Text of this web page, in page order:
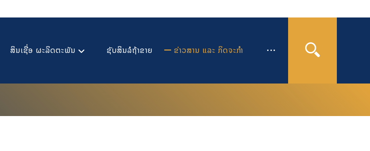
ສິນເຊື່ອ ຜະລິດຕະພັນ ຊັບສິນລໍຖ້າຂາຍ ຂ່າວສານ ແລະ ກິດຈະກຳ